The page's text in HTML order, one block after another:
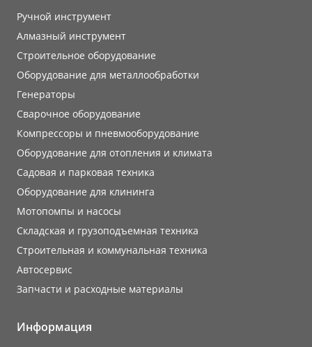
Ручной инструмент
Алмазный инструмент
Строительное оборудование
Оборудование для металлообработки
Генераторы
Сварочное оборудование
Компрессоры и пневмооборудование
Оборудование для отопления и климата
Садовая и парковая техника
Оборудование для клининга
Мотопомпы и насосы
Складская и грузоподъемная техника
Строительная и коммунальная техника
Автосервис
Запчасти и расходные материалы
Информация